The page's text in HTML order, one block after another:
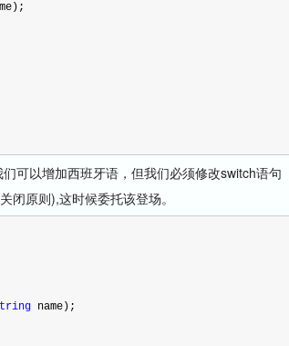
以增加西班牙语，但我们必须修改switch语句
闭原则),这时候委托该登场。
name);